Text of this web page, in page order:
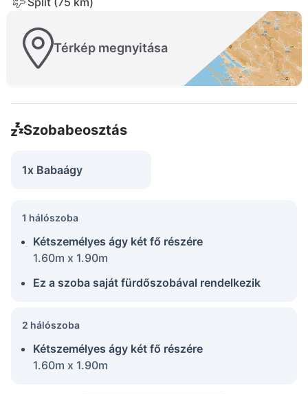
Térkép megnyitása
Szobabeosztás
1x Babaágy
1 hálószoba
Kétszemélyes ágy két fő részére
1.60m x 1.90m
Ez a szoba saját fürdőszobával rendelkezik
2 hálószoba
Kétszemélyes ágy két fő részére
1.60m x 1.90m